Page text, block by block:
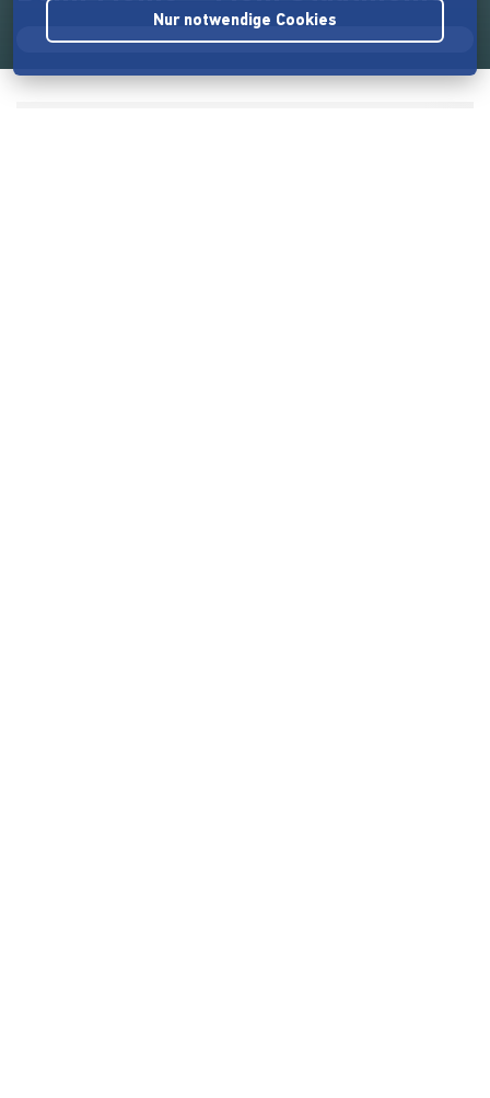
Nur notwendige Cookies